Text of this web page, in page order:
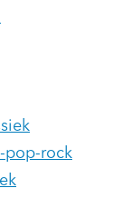
pop-rock